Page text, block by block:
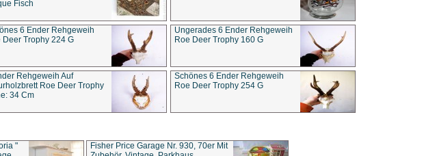
Fisch
6 Ender Rehgeweih
Deer Trophy 224 G
Ungerades 6 Ender Rehgeweih
Roe Deer Trophy 160 G
Rehgeweih Auf
Roe Deer Trophy
34 Cm
Schönes 6 Ender Rehgeweih
Roe Deer Trophy 254 G
"
Fisher Price Garage Nr. 930, 70er Mit